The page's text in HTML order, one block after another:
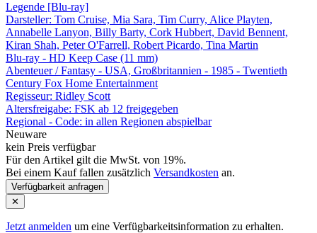
Legende [Blu-ray]
Darsteller: Tom Cruise, Mia Sara, Tim Curry, Alice Playten,
Annabelle Lanyon, Billy Barty, Cork Hubbert, David Bennent,
Kiran Shah, Peter O'Farrell, Robert Picardo, Tina Martin
Blu-ray - HD Keep Case (11 mm)
Abenteuer / Fantasy - USA, Großbritannien - 1985 - Twentieth
Century Fox Home Entertainment
Regisseur: Ridley Scott
Altersfreigabe: FSK ab 12 freigegeben
Regional - Code: in allen Regionen abspielbar
Neuware
kein Preis verfügbar
Für den Artikel gilt die MwSt. von 19%.
Bei einem Kauf fallen zusätzlich Versandkosten an.
Verfügbarkeit anfragen
✕
Jetzt anmelden um eine Verfügbarkeitsinformation zu erhalten.